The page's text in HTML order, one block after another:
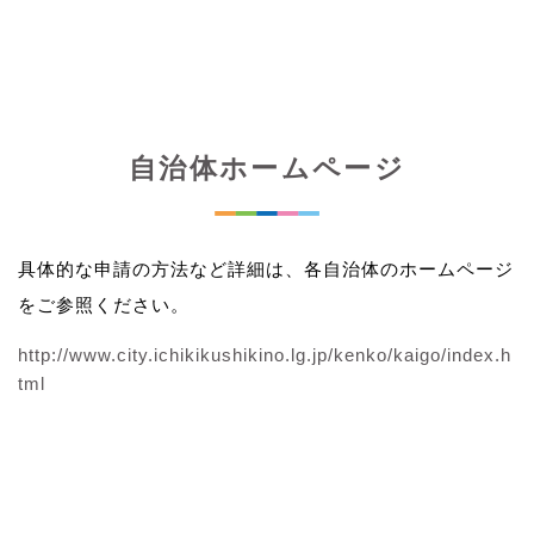
自治体ホームページ
具体的な申請の方法など詳細は、各自治体のホームページ
をご参照ください。
http://www.city.ichikikushikino.lg.jp/kenko/kaigo/index.h
tml